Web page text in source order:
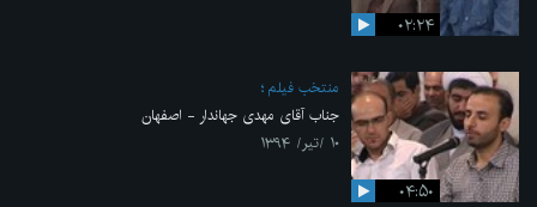
۰۲:۲۴
۰۴:۵۰
منتخب فیلم
جناب آقای مهدی جهاندار - اصفهان
۱۰ /تیر/ ۱۳۹۴